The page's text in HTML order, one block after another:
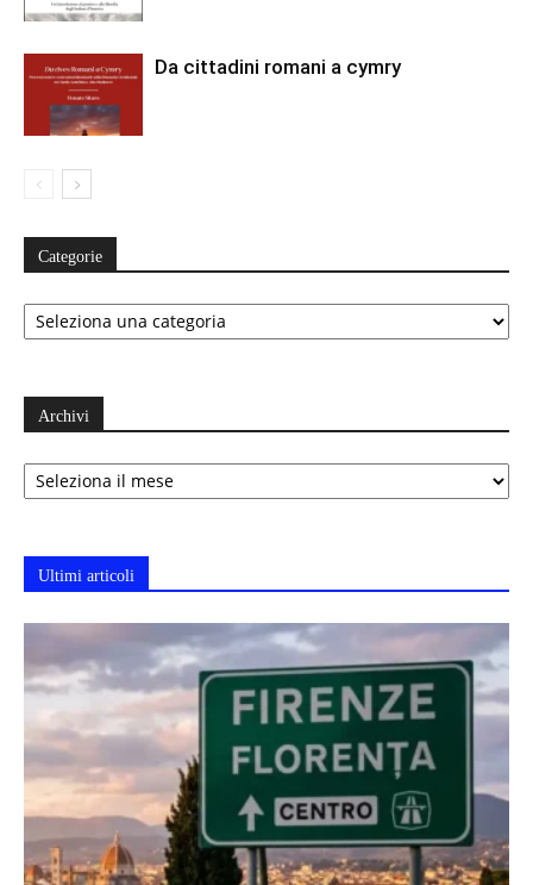
Da cittadini romani a cymry
Categorie
Categorie
Archivi
Archivi
Ultimi articoli